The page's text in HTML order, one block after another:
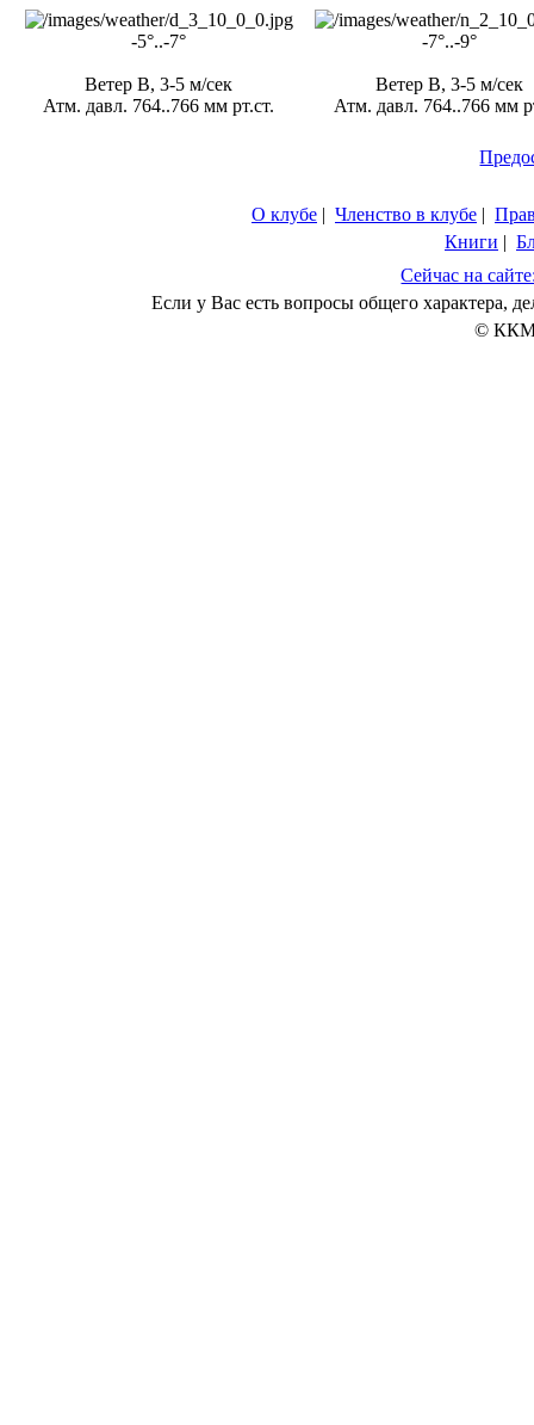
-5°..-7°
Ветер В, 3-5 м/сек
Атм. давл. 764..766 мм рт.ст.
-7°..-9°
Ветер В, 3-5 м/сек
Атм. давл. 764..766 мм
О клубе | Членство в клубе |
Книги |
Сейчас на
Если у Вас есть вопросы общего характера,
© ККМ